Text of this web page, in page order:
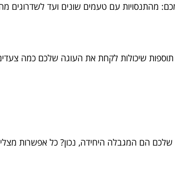
מהתנסויות עם טעמים שונים ועד לשדרוגים
תוספות שיכולות לקחת את העוגה שלכם כמה
שלכם הם המגבלה היחידה, נכון? כל אפשרות